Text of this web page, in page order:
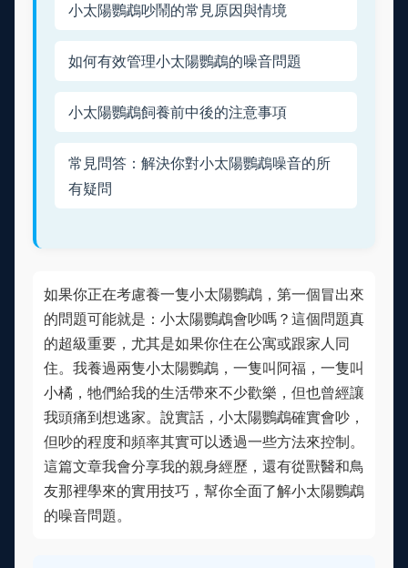
小太陽鸚鵡吵鬧的常見原因與情境
如何有效管理小太陽鸚鵡的噪音問題
小太陽鸚鵡飼養前中後的注意事項
常見問答：解決你對小太陽鸚鵡噪音的所
有疑問
如果你正在考慮養一隻小太陽鸚鵡，第一個冒出來
的問題可能就是：小太陽鸚鵡會吵嗎？這個問題真
的超級重要，尤其是如果你住在公寓或跟家人同
住。我養過兩隻小太陽鸚鵡，一隻叫阿福，一隻叫
小橘，牠們給我的生活帶來不少歡樂，但也曾經讓
我頭痛到想逃家。說實話，小太陽鸚鵡確實會吵，
但吵的程度和頻率其實可以透過一些方法來控制。
這篇文章我會分享我的親身經歷，還有從獸醫和鳥
友那裡學來的實用技巧，幫你全面了解小太陽鸚鵡
的噪音問題。